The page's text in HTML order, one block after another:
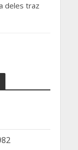
deles traz